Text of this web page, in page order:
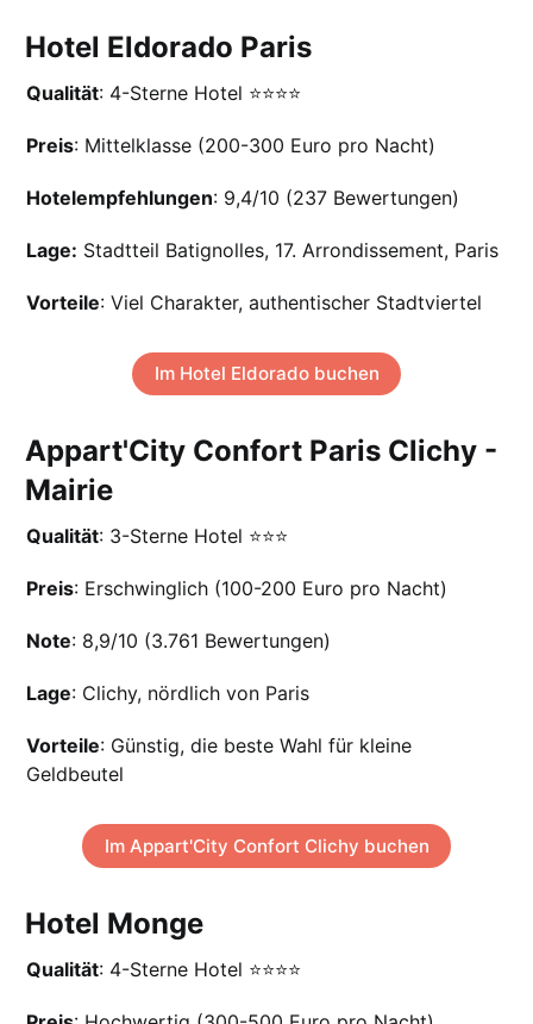
Hotel Eldorado Paris
Qualität: 4-Sterne Hotel ⭐️⭐️⭐️⭐️
Preis: Mittelklasse (200-300 Euro pro Nacht)
Hotelempfehlungen: 9,4/10 (237 Bewertungen)
Lage: Stadtteil Batignolles, 17. Arrondissement, Paris
Vorteile: Viel Charakter, authentischer Stadtviertel
Im Hotel Eldorado buchen
Appart'City Confort Paris Clichy -
Mairie
Qualität: 3-Sterne Hotel ⭐️⭐️⭐️
Preis: Erschwinglich (100-200 Euro pro Nacht)
Note: 8,9/10 (3.761 Bewertungen)
Lage: Clichy, nördlich von Paris
Vorteile: Günstig, die beste Wahl für kleine
Geldbeutel
Im Appart'City Confort Clichy buchen
Hotel Monge
Qualität: 4-Sterne Hotel ⭐️⭐️⭐️⭐️